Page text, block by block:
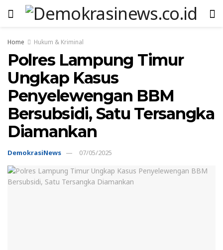
Home Hukum & Kriminal
Polres Lampung Timur
Ungkap Kasus
Penyelewengan BBM
Bersubsidi, Satu Tersangka
Diamankan
DemokrasiNews 07/05/2025